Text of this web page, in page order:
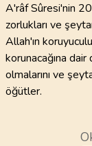
A'râf Sûresi'nin
zorlukları ve
Allah'ın
korunacağına
olmalarını ve
öğütler.